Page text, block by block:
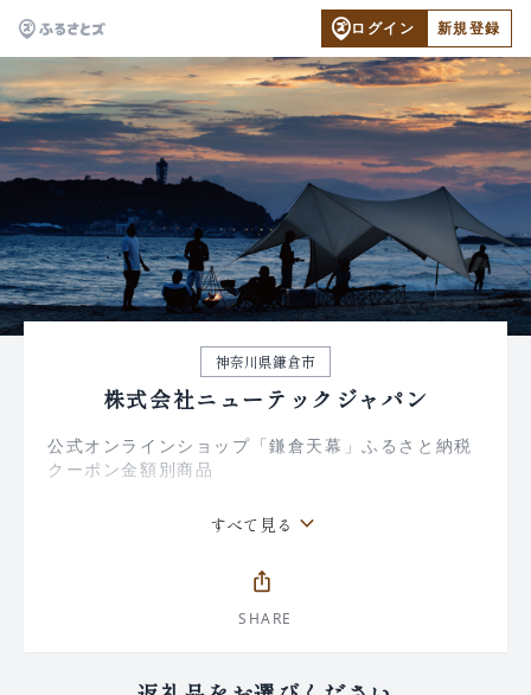
ログイン 新規登録
神奈川県鎌倉市
株式会社ニューテックジャパン
公式オンラインショップ「鎌倉天幕」ふるさと納税
クーポン金額別商品
▼公式オンラインショップで使えるクーポン金額別
▼ニューテックジャパンコーポレートサイト「鎌倉
すべて見る keyboard_arrow_down
ios_share
SHARE